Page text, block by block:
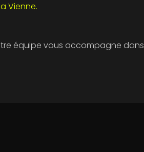
Vienne.
équipe vous accompagne dans